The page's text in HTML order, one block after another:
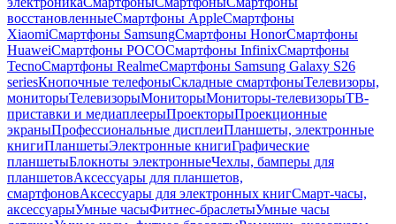
восстановленныеСмартфоны AppleСмартфоны
XiaomiСмартфоны SamsungСмартфоны HonorСмартфоны
HuaweiСмартфоны POCOСмартфоны InfinixСмартфоны
TecnoСмартфоны RealmeСмартфоны Samsung Galaxy S26
seriesКнопочные телефоныСкладные смартфоныТелевизоры,
мониторыТелевизорыМониторыМониторы-телевизорыТВ-
приставки и медиаплеерыПроекторыПроекционные
экраныПрофессиональные дисплеиПланшеты, электронные
книгиПланшетыЭлектронные книгиГрафические
планшетыБлокноты электронныеЧехлы, бамперы для
планшетовАксессуары для планшетов,
смартфоновАксессуары для электронных книгСмарт-часы,
аксессуарыУмные часыФитнес-браслетыУмные часы